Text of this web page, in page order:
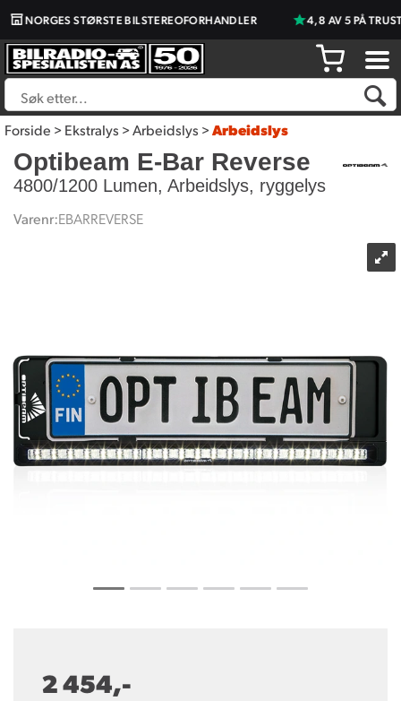
NORGES STØRSTE BILSTEREOFORHANDLER 4,8 AV 5 PÅ
Forside>Ekstralys>Arbeidslys>Arbeidslys
Optibeam E-Bar Reverse
4800/1200 Lumen, Arbeidslys, ryggelys
Varenr:EBARREVERSE
2 454,-